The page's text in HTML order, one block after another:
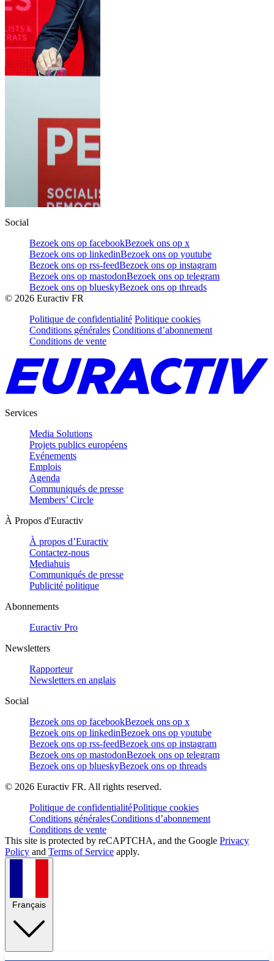
Social
Bezoek ons op facebookBezoek ons op x
Bezoek ons op linkedinBezoek ons op youtube
Bezoek ons op rss-feedBezoek ons op instagram
Bezoek ons op mastodonBezoek ons op telegram
Bezoek ons op blueskyBezoek ons op threads
© 2026 Euractiv FR
Politique de confidentialité Politique cookies
Conditions générales Conditions d’abonnement
Conditions de vente
Services
Media Solutions
Projets publics européens
Evénements
Emplois
Agenda
Communiqués de presse
Members’ Circle
À Propos d'Euractiv
À propos d’Euractiv
Contactez-nous
Mediahuis
Communiqués de presse
Publicité politique
Abonnements
Euractiv Pro
Newsletters
Rapporteur
Newsletters en anglais
Social
Bezoek ons op facebookBezoek ons op x
Bezoek ons op linkedinBezoek ons op youtube
Bezoek ons op rss-feedBezoek ons op instagram
Bezoek ons op mastodonBezoek ons op telegram
Bezoek ons op blueskyBezoek ons op threads
© 2026 Euractiv FR. All rights reserved.
Politique de confidentialitéPolitique cookies
Conditions généralesConditions d’abonnement
Conditions de vente
This site is protected by reCAPTCHA, and the Google Privacy
Policy and Terms of Service apply.
Français